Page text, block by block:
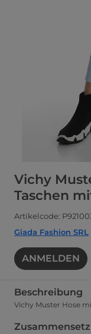
Vichy
Taschen
Artikelcode:
Giada Fashion SRL
ANMELDEN
Beschreibung
Vichy Muster Hose